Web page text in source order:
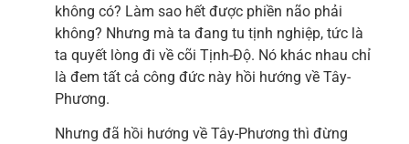
không có? Làm sao hết được phiền não phải
không? Nhưng mà ta đang tu tịnh nghiệp, tức là
ta quyết lòng đi về cõi Tịnh-Độ. Nó khác nhau chỉ
là đem tất cả công đức này hồi hướng về Tây-
Phương.
Nhưng đã hồi hướng về Tây-Phương thì đừng